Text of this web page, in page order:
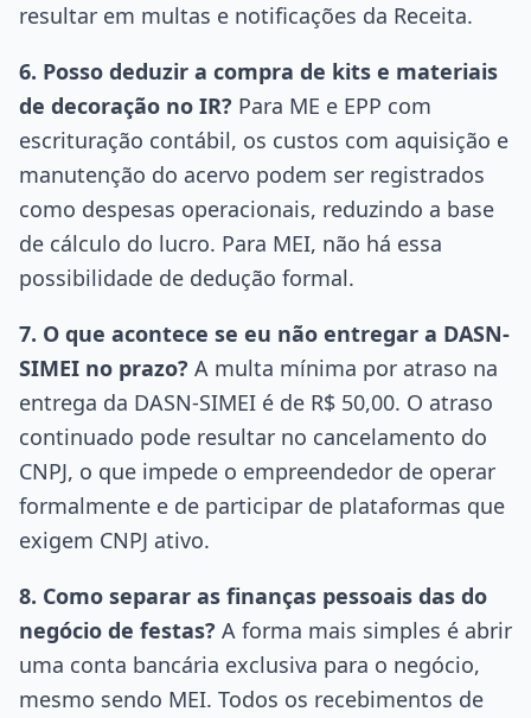
resultar em multas e notificações da Receita.
6. Posso deduzir a compra de kits e materiais
de decoração no IR? Para ME e EPP com
escrituração contábil, os custos com aquisição e
manutenção do acervo podem ser registrados
como despesas operacionais, reduzindo a base
de cálculo do lucro. Para MEI, não há essa
possibilidade de dedução formal.
7. O que acontece se eu não entregar a DASN-
SIMEI no prazo? A multa mínima por atraso na
entrega da DASN-SIMEI é de R$ 50,00. O atraso
continuado pode resultar no cancelamento do
CNPJ, o que impede o empreendedor de operar
formalmente e de participar de plataformas que
exigem CNPJ ativo.
8. Como separar as finanças pessoais das do
negócio de festas? A forma mais simples é abrir
uma conta bancária exclusiva para o negócio,
mesmo sendo MEI. Todos os recebimentos de